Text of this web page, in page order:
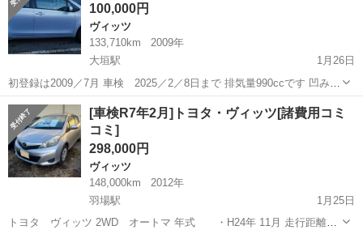
年7月...
100,000円
ヴィッツ
133,710km
2009年
大垣駅
1月26日
初登録は2009／7月 車検 2025／2／8日まで 排気量990ccです 凹みと
キズがあちこちありますがエンジンとして問題ありません、オイル交
換と定期点検毎年実施しています。 夏タイヤ去年買ったばかりまだま
だ新しいので数年...
岐阜 瑞穂市 大垣駅 ヴィッツ トヨタヴィッツ
[車検R7年2月]トヨタ・ヴィッツ[諸費用コミ
コミ]
298,000円
ヴィッツ
148,000km
2012年
羽場駅
1月25日
トヨタ ヴィッツ 2WD オートマ 年式 ・H24年 11月 走行距離・